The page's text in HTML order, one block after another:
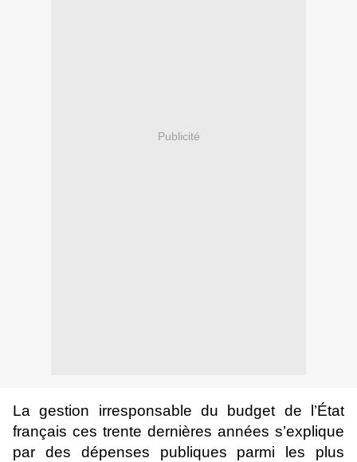
Publicité
La gestion irresponsable du budget de l’État
français ces trente dernières années s’explique
par des dépenses publiques parmi les plus